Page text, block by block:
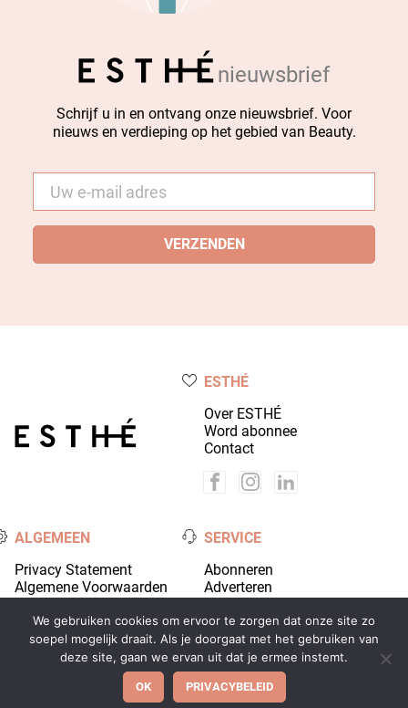
nieuwsbrief
Schrijf u in en ontvang onze nieuwsbrief. Voor
nieuws en verdieping op het gebied van Beauty.
mail *
ESTHÉ
Over ESTHÉ
Word abonnee
Contact
ALGEMEEN
Privacy Statement
Algemene Voorwaarden
SERVICE
Abonneren
Adverteren
© 2026 Coiffure Media - alle rechten voorbehouden |
Ontwikkeld door Wooms
We gebruiken cookies om ervoor te zorgen dat onze site zo
soepel mogelijk draait. Als je doorgaat met het gebruiken van
deze site, gaan we ervan uit dat je ermee instemt.
OK PRIVACYBELEID